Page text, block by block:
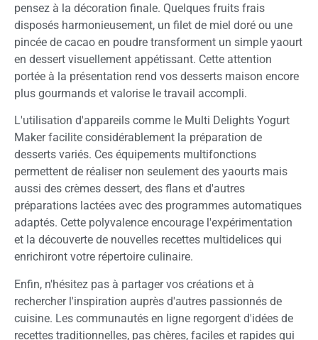
pensez à la décoration finale. Quelques fruits frais
disposés harmonieusement, un filet de miel doré ou une
pincée de cacao en poudre transforment un simple yaourt
en dessert visuellement appétissant. Cette attention
portée à la présentation rend vos desserts maison encore
plus gourmands et valorise le travail accompli.
L'utilisation d'appareils comme le Multi Delights Yogurt
Maker facilite considérablement la préparation de
desserts variés. Ces équipements multifonctions
permettent de réaliser non seulement des yaourts mais
aussi des crèmes dessert, des flans et d'autres
préparations lactées avec des programmes automatiques
adaptés. Cette polyvalence encourage l'expérimentation
et la découverte de nouvelles recettes multidelices qui
enrichiront votre répertoire culinaire.
Enfin, n'hésitez pas à partager vos créations et à
rechercher l'inspiration auprès d'autres passionnés de
cuisine. Les communautés en ligne regorgent d'idées de
recettes traditionnelles, pas chères, faciles et rapides qui